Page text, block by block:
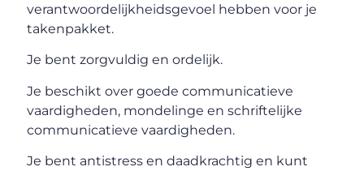
verantwoordelijkheidsgevoel hebben voor je
takenpakket.
Je bent zorgvuldig en ordelijk.
Je beschikt over goede communicatieve
vaardigheden, mondelinge en schriftelijke
communicatieve vaardigheden.
Je bent antistress en daadkrachtig en kunt